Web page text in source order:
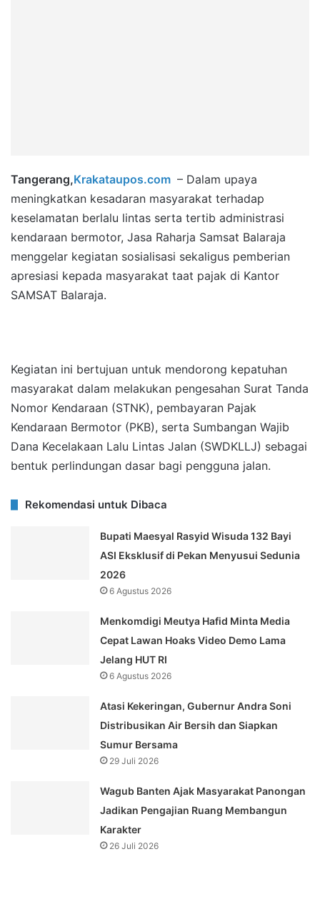
Tangerang,Krakataupos.com – Dalam upaya
meningkatkan kesadaran masyarakat terhadap
keselamatan berlalu lintas serta tertib administrasi
kendaraan bermotor, Jasa Raharja Samsat Balaraja
menggelar kegiatan sosialisasi sekaligus pemberian
apresiasi kepada masyarakat taat pajak di Kantor
SAMSAT Balaraja.
Kegiatan ini bertujuan untuk mendorong kepatuhan
masyarakat dalam melakukan pengesahan Surat Tanda
Nomor Kendaraan (STNK), pembayaran Pajak
Kendaraan Bermotor (PKB), serta Sumbangan Wajib
Dana Kecelakaan Lalu Lintas Jalan (SWDKLLJ) sebagai
bentuk perlindungan dasar bagi pengguna jalan.
Rekomendasi untuk Dibaca
Bupati Maesyal Rasyid Wisuda 132 Bayi
ASI Eksklusif di Pekan Menyusui Sedunia
2026
6 Agustus 2026
Menkomdigi Meutya Hafid Minta Media
Cepat Lawan Hoaks Video Demo Lama
Jelang HUT RI
6 Agustus 2026
Atasi Kekeringan, Gubernur Andra Soni
Distribusikan Air Bersih dan Siapkan
Sumur Bersama
29 Juli 2026
Wagub Banten Ajak Masyarakat Panongan
Jadikan Pengajian Ruang Membangun
Karakter
26 Juli 2026